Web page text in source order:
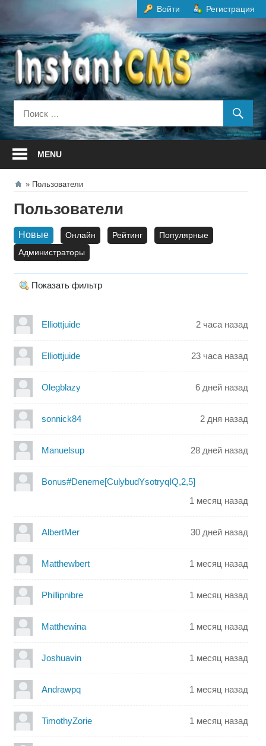
содержанию
Войти Регистрация
MENU
Пользователи
Пользователи
Новые Онлайн Рейтинг
Популярные
Администраторы
Показать фильтр
Elliottjuide 2 часа назад
Elliottjuide 23 часа назад
Olegblazy 6 дней назад
sonnick84 2 дня назад
Manuelsup 28 дней назад
Bonus#Deneme[CulybudYsotryqIQ,2,5]
1 месяц назад
AlbertMer 30 дней назад
Matthewbert 1 месяц назад
Phillipnibre 1 месяц назад
Matthewina 1 месяц назад
Joshuavin 1 месяц назад
Andrawpq 1 месяц назад
TimothyZorie 1 месяц назад